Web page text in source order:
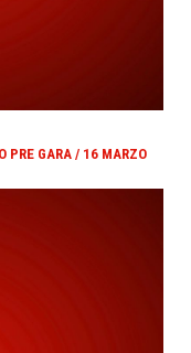
PRE GARA / 16 MARZO